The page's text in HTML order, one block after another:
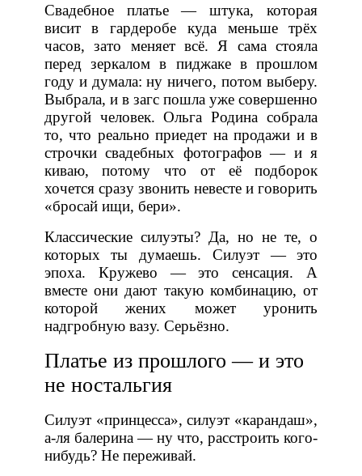
Свадебное платье — штука, которая
висит в гардеробе куда меньше трёх
часов, зато меняет всё. Я сама стояла
перед зеркалом в пиджаке в прошлом
году и думала: ну ничего, потом выберу.
Выбрала, и в загс пошла уже совершенно
другой человек. Ольга Родина собрала
то, что реально приедет на продажи и в
строчки свадебных фотографов — и я
киваю, потому что от её подборок
хочется сразу звонить невесте и говорить
«бросай ищи, бери».
Классические силуэты? Да, но не те, о
которых ты думаешь. Силуэт — это
эпоха. Кружево — это сенсация. А
вместе они дают такую комбинацию, от
которой жених может уронить
надгробную вазу. Серьёзно.
Платье из прошлого — и это
не ностальгия
Силуэт «принцесса», силуэт «карандаш»,
а-ля балерина — ну что, расстроить кого-
нибудь? Не переживай.